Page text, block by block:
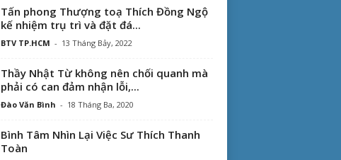
Tấn phong Thượng toạ Thích Đồng Ngộ
kế nhiệm trụ trì và đặt đá...
BTV TP.HCM - 13 Tháng Bảy, 2022
Thầy Nhật Từ không nên chối quanh mà
phải có can đảm nhận lỗi,...
Đào Văn Bình - 18 Tháng Ba, 2020
Bình Tâm Nhìn Lại Việc Sư Thích Thanh
Toàn